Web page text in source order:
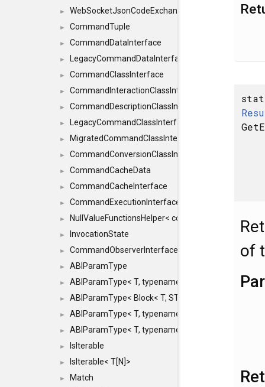
► WebSocketJsonCodeExchangerInterface
► CommandTuple
► CommandDataInterface
► LegacyCommandDataInterface
► CommandClassInterface
► CommandInteractionClassInterface
► CommandDescriptionClassInterface
► LegacyCommandClassInterface
► MigratedCommandClassInterface
► CommandConversionClassInterface
► CommandCacheData
► CommandCacheInterface
► CommandExecutionInterface
► NullValueFunctionsHelper< const Result<
► InvocationState
► CommandObserverInterface
► ABIParamType
► ABIParamType< T, typename std::enable_if<
► ABIParamType< Block< T, STRIDED, MOVE > >
► ABIParamType< T, typename std::enable_if<
► ABIParamType< T, typename std::enable_if<
► IsIterable
► IsIterable< T[N]>
► Match
of